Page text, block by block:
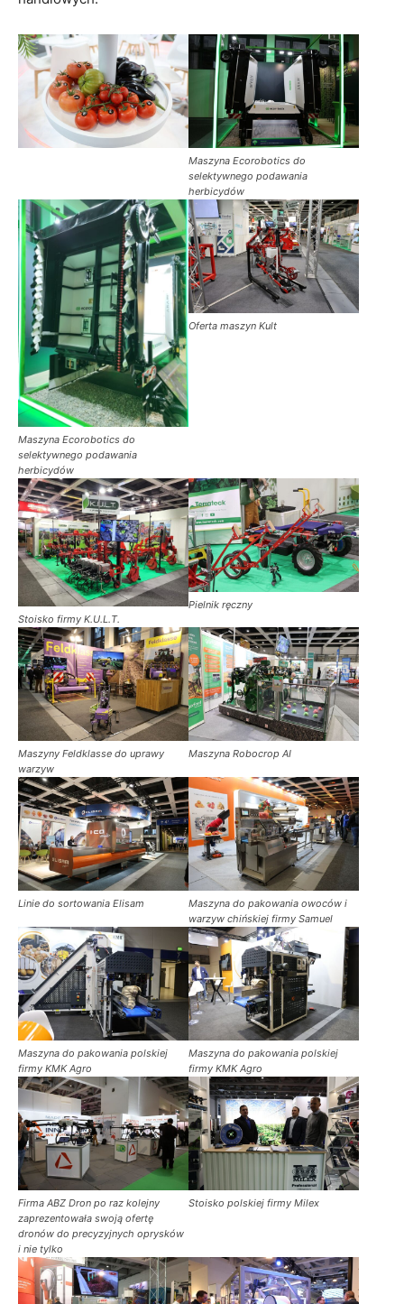
Maszyna Ecorobotics do
selektywnego podawania
herbicydów
Maszyna Ecorobotics do
selektywnego podawania
herbicydów
Oferta maszyn Kult
Stoisko firmy K.U.L.T.
Pielnik ręczny
Maszyny Feldklasse do uprawy
warzyw
Maszyna Robocrop AI
Linie do sortowania Elisam
Maszyna do pakowania owoców i
warzyw chińskiej firmy Samuel
Maszyna do pakowania polskiej
firmy KMK Agro
Maszyna do pakowania polskiej
firmy KMK Agro
Firma ABZ Dron po raz kolejny
zaprezentowała swoją ofertę
dronów do precyzyjnych oprysków
i nie tylko
Stoisko polskiej firmy Milex